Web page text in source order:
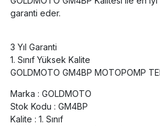
garanti eder.
3 Yıl Garanti
1. Sınıf Yüksek Kalite
GOLDMOTO GM4BP MOTOPOMP
Marka : GOLDMOTO
Stok Kodu : GM4BP
Kalite : 1. Sınıf